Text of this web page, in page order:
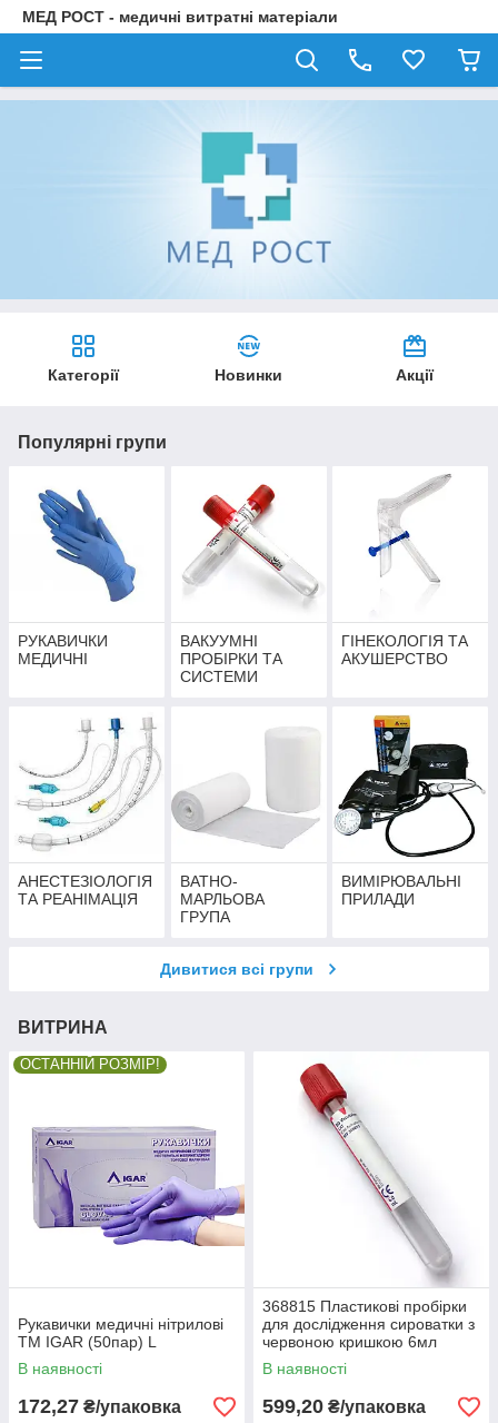
МЕД РОСТ - медичні витратні матеріали
Категорії Новинки Акції
Популярні групи
РУКАВИЧКИ
МЕДИЧНІ
ВАКУУМНІ
ПРОБІРКИ ТА
СИСТЕМИ
ГІНЕКОЛОГІЯ ТА
АКУШЕРСТВО
АНЕСТЕЗІОЛОГІЯ
ТА РЕАНІМАЦІЯ
ВАТНО-
МАРЛЬОВА
ГРУПА
ВИМІРЮВАЛЬНІ
ПРИЛАДИ
Дивитися всі групи
ВИТРИНА
ОСТАННІЙ РОЗМІР!
Рукавички медичні нітрилові
ТМ IGAR (50пар) L
В наявності
172,27 ₴/упаковка
368815 Пластикові пробірки
для дослідження сироватки з
червоною кришкою 6мл
(100шт)
В наявності
599,20 ₴/упаковка